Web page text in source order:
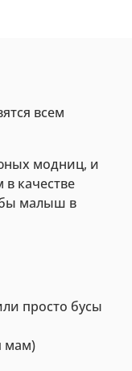
всем
модниц, и
качестве
малыш в
просто бусы
мам)